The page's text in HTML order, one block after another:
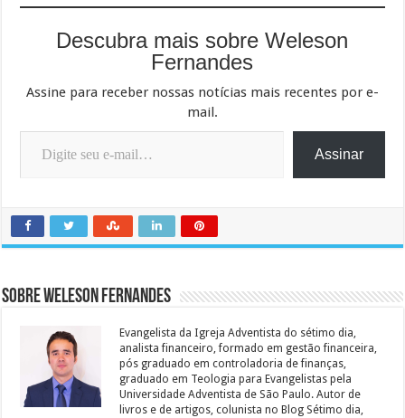
Descubra mais sobre Weleson
Fernandes
Assine para receber nossas notícias mais recentes por e-
mail.
Digite seu e-mail…
Assinar
Sobre Weleson Fernandes
Evangelista da Igreja Adventista do sétimo dia,
analista financeiro, formado em gestão financeira,
pós graduado em controladoria de finanças,
graduado em Teologia para Evangelistas pela
Universidade Adventista de São Paulo. Autor de
livros e de artigos, colunista no Blog Sétimo dia,